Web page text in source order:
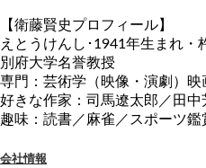
【衛藤賢史プロフィール】
えとうけんし･1941年生まれ・
別府大学名誉教授
専門：芸術学（映像・演劇）映
好きな作家：司馬遼太郎／田中
趣味：読書／麻雀／スポーツ鑑
会社情報